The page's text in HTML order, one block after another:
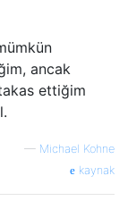
ancak
ettiğim
— Michael Kohne
kaynak